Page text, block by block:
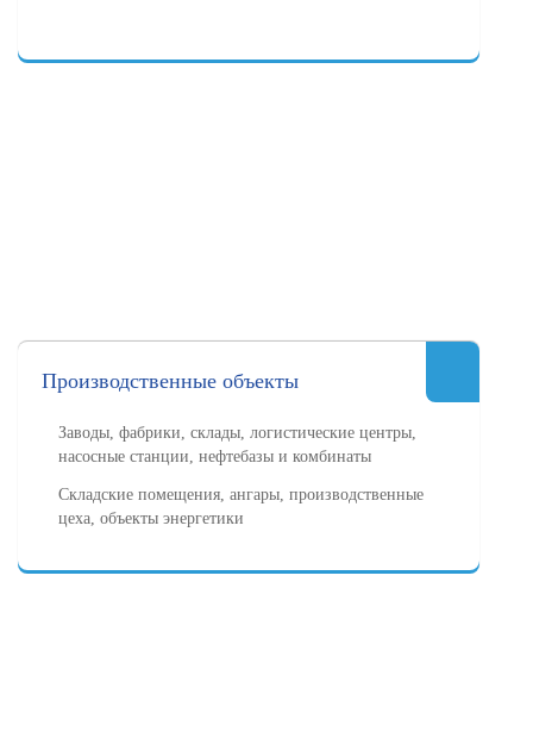
Производственные объекты
Заводы, фабрики, склады, логистические центры,
насосные станции, нефтебазы и комбинаты
Складские помещения, ангары, производственные
цеха, объекты энергетики